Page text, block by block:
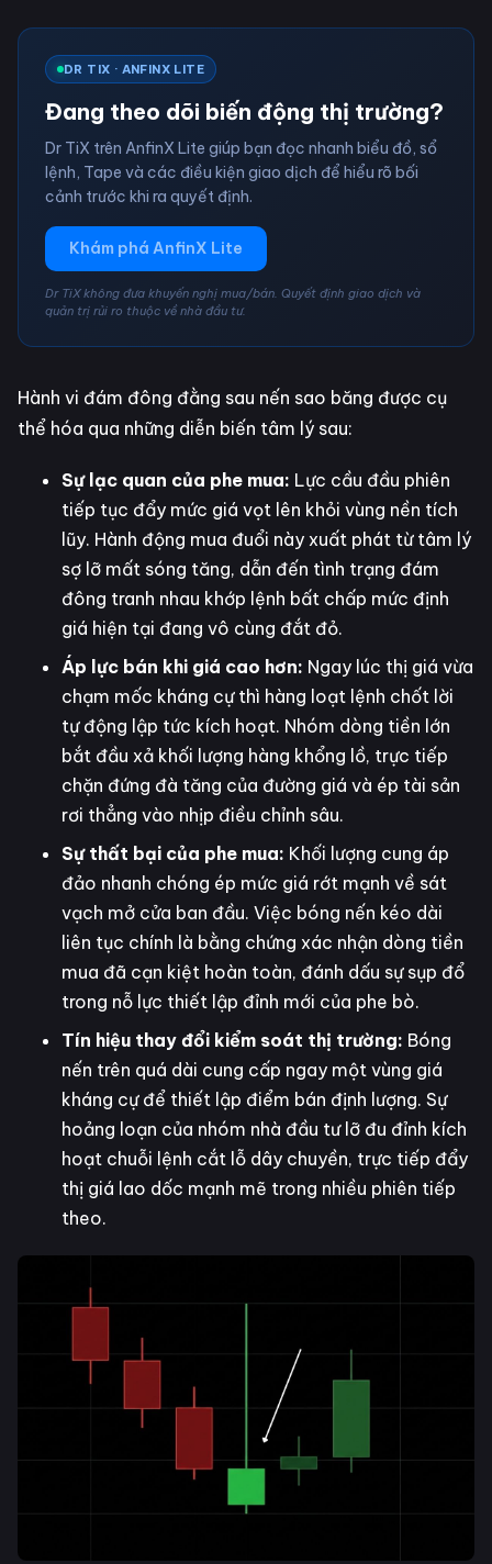
DR TIX · ANFINX LITE
Đang theo dõi biến động thị trường?
Dr TiX trên AnfinX Lite giúp bạn đọc nhanh biểu đồ, sổ
lệnh, Tape và các điều kiện giao dịch để hiểu rõ bối
cảnh trước khi ra quyết định.
Khám phá AnfinX Lite
Dr TiX không đưa khuyến nghị mua/bán. Quyết định giao dịch và
quản trị rủi ro thuộc về nhà đầu tư.
Hành vi đám đông đằng sau nến sao băng được cụ
thể hóa qua những diễn biến tâm lý sau:
Sự lạc quan của phe mua: Lực cầu đầu phiên
tiếp tục đẩy mức giá vọt lên khỏi vùng nền tích
lũy. Hành động mua đuổi này xuất phát từ tâm lý
sợ lỡ mất sóng tăng, dẫn đến tình trạng đám
đông tranh nhau khớp lệnh bất chấp mức định
giá hiện tại đang vô cùng đắt đỏ.
Áp lực bán khi giá cao hơn: Ngay lúc thị giá vừa
chạm mốc kháng cự thì hàng loạt lệnh chốt lời
tự động lập tức kích hoạt. Nhóm dòng tiền lớn
bắt đầu xả khối lượng hàng khổng lồ, trực tiếp
chặn đứng đà tăng của đường giá và ép tài sản
rơi thẳng vào nhịp điều chỉnh sâu.
Sự thất bại của phe mua: Khối lượng cung áp
đảo nhanh chóng ép mức giá rớt mạnh về sát
vạch mở cửa ban đầu. Việc bóng nến kéo dài
liên tục chính là bằng chứng xác nhận dòng tiền
mua đã cạn kiệt hoàn toàn, đánh dấu sự sụp đổ
trong nỗ lực thiết lập đỉnh mới của phe bò.
Tín hiệu thay đổi kiểm soát thị trường: Bóng
nến trên quá dài cung cấp ngay một vùng giá
kháng cự để thiết lập điểm bán định lượng. Sự
hoảng loạn của nhóm nhà đầu tư lỡ đu đỉnh kích
hoạt chuỗi lệnh cắt lỗ dây chuyền, trực tiếp đẩy
thị giá lao dốc mạnh mẽ trong nhiều phiên tiếp
theo.